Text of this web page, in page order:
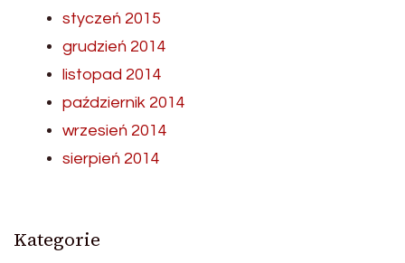
styczeń 2015
grudzień 2014
listopad 2014
październik 2014
wrzesień 2014
sierpień 2014
Kategorie